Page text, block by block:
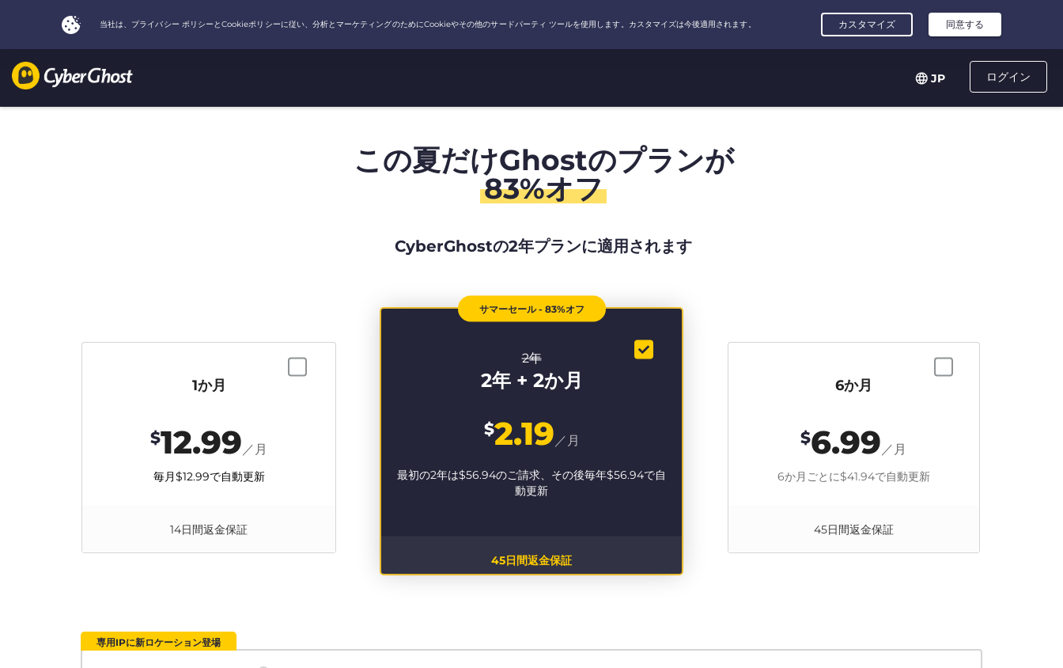
ログイン
JP
この夏だけGhostのプランが
83%オフ
CyberGhostの2年プランに適用されます
サマーセール - 83%オフ
2年
2年 + 2か月
$2.19 ／月
最初の2年は$56.94のご請求、その後毎年$56.94で自
動更新
45日間返金保証
6か月
$6.99 ／月
6か月ごとに$41.94で自動更新
45日間返金保証
1か月
$12.99 ／月
毎月$12.99で自動更新
14日間返金保証
専用IPに新ロケーション登場